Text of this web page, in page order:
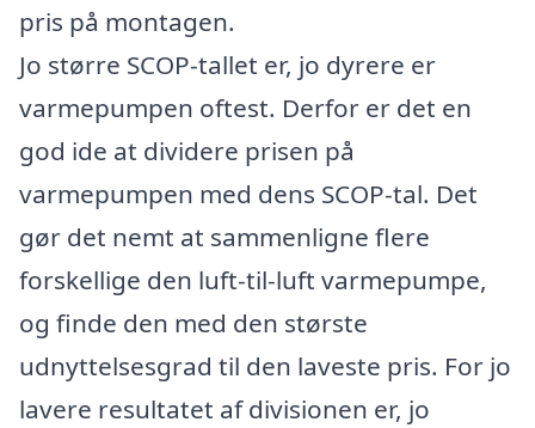
pris på montagen.
Jo større SCOP-tallet er, jo dyrere er
varmepumpen oftest. Derfor er det en
god ide at dividere prisen på
varmepumpen med dens SCOP-tal. Det
gør det nemt at sammenligne flere
forskellige den luft-til-luft varmepumpe,
og finde den med den største
udnyttelsesgrad til den laveste pris. For jo
lavere resultatet af divisionen er, jo